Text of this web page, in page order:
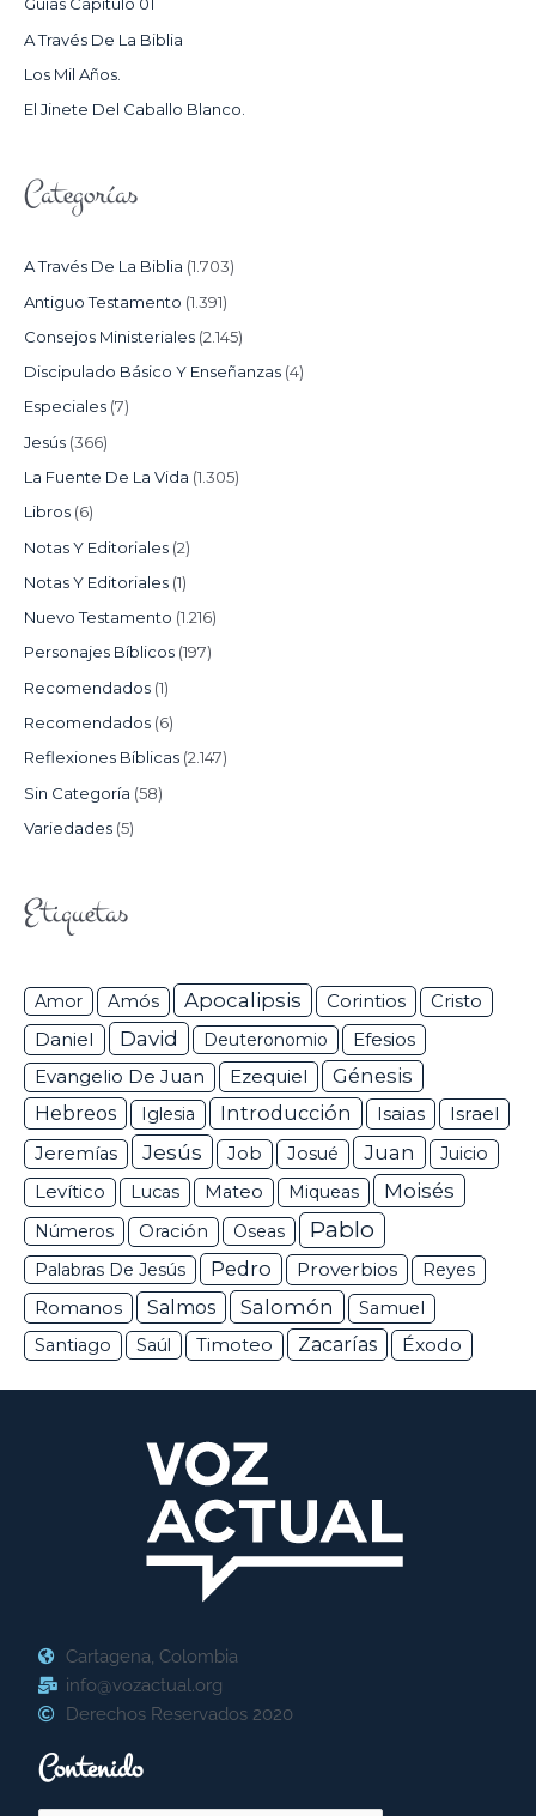
R
:
Guías Capítulo 01
A Través De La Biblia
Los Mil Años.
El Jinete Del Caballo Blanco.
Categorías
A Través De La Biblia (1.703)
Antiguo Testamento (1.391)
Consejos Ministeriales (2.145)
Discipulado Básico Y Enseñanzas (4)
Especiales (7)
Jesús (366)
La Fuente De La Vida (1.305)
Libros (6)
Notas Y Editoriales (2)
Notas Y Editoriales (1)
Nuevo Testamento (1.216)
Personajes Bíblicos (197)
Recomendados (1)
Recomendados (6)
Reflexiones Bíblicas (2.147)
Sin Categoría (58)
Variedades (5)
Etiquetas
Amor Amós Apocalipsis Corintios Cristo
Daniel David Deuteronomio Efesios
Evangelio De Juan Ezequiel
Génesis
Hebreos
Iglesia Introducción Isaias Israel
Jeremías Jesús Job Josué Juan
Juicio
Levítico
Lucas Mateo Miqueas Moisés
Números Oración Oseas Pablo
Palabras De Jesús Pedro Proverbios Reyes
Romanos Salmos Salomón
Samuel
Santiago
Saúl Timoteo Zacarías Éxodo
Cartagena, Colombia
info@vozactual.org
Derechos Reservados 2020
Contenido